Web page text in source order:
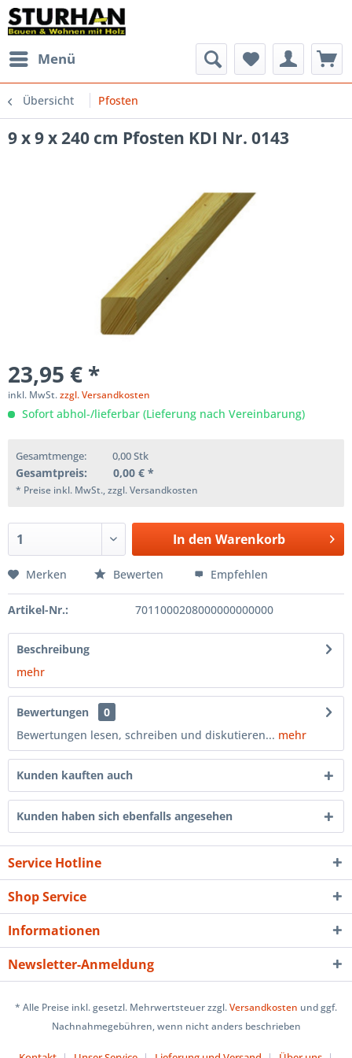
Menü
Übersicht Pfosten
9 x 9 x 240 cm Pfosten KDI Nr. 0143
23,95 € *
inkl. MwSt.zzgl. Versandkosten
Sofort abhol-/lieferbar (Lieferung nach Vereinbarung)
Gesamtmenge: 0,00Stk
Gesamtpreis: 0,00 € *
* Preise inkl. MwSt., zzgl. Versandkosten
In den Warenkorb
Merken Bewerten Empfehlen
Artikel-Nr.: 7011000208000000000000
Beschreibung
mehr
Bewertungen
0
Bewertungen lesen, schreiben und diskutieren... mehr
Kunden kauften auch
Kunden haben sich ebenfalls angesehen
Service Hotline
Shop Service
Informationen
Newsletter-Anmeldung
* Alle Preise inkl. gesetzl. Mehrwertsteuer zzgl.Versandkosten und ggf.
Nachnahmegebühren, wenn nicht anders beschrieben